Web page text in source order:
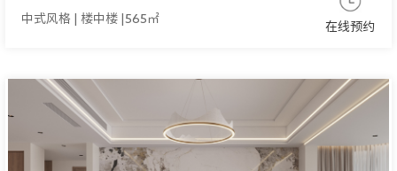
中式风格 楼中楼 565㎡
在线预约